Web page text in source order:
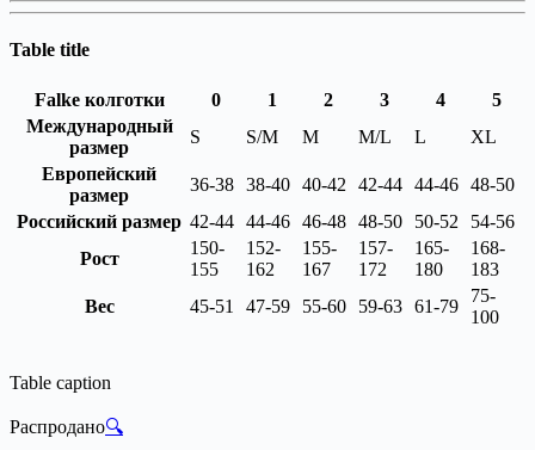
Table title
Falke колготки 0 1 2 3 4
5
Международный
размер
S S/M M M/L L
XL
Европейский
размер
36-38 38-40 40-42 42-44 44-46 48-50
Российский размер 42-44 44-46 46-48 48-50 50-52
54-56
Рост
150-
155
152-
162
155-
167
157-
172
165-
180
168-
183
Вес
45-51 47-59 55-60 59-63 61-79
75-
100
Table caption
Распродано🔍